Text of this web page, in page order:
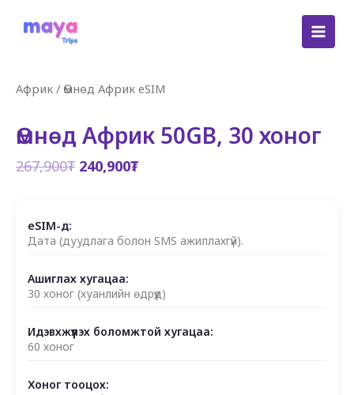
Африк / Өмнөд Африк eSIM
Өмнөд Африк 50GB, 30 хоног
267,900₮ Original
240,900₮Current
eSIM-д:
Дата (дуудлага болон SMS ажиллахгүй).
Ашиглах хугацаа:
30 хоног (хуанлийн өдрүүд)
Идэвхжүүлэх боломжтой хугацаа:
60 хоног
Хоног тооцох: